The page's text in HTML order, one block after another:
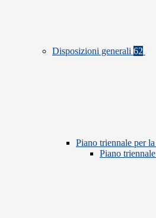
Disposizioni generali 62
Piano triennale per
Piano